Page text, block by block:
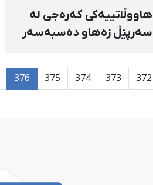
هاووڵاتییەکی کەرەجی لە
سەرپێڵ زەهاو دەسبەسەر
372
373
374
375
376